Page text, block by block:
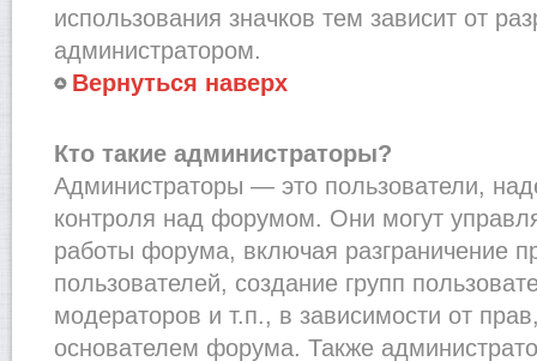
использования значков тем зависит от
администратором.
Вернуться наверх
Кто такие администраторы?
Администраторы — это пользователи,
контроля над форумом. Они могут
работы форума, включая разграничение
пользователей, создание групп
модераторов и т.п., в зависимости от
основателем форума. Также